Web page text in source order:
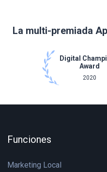
La multi-premiada
Digital
Award
2020
Funciones
Marketing Local